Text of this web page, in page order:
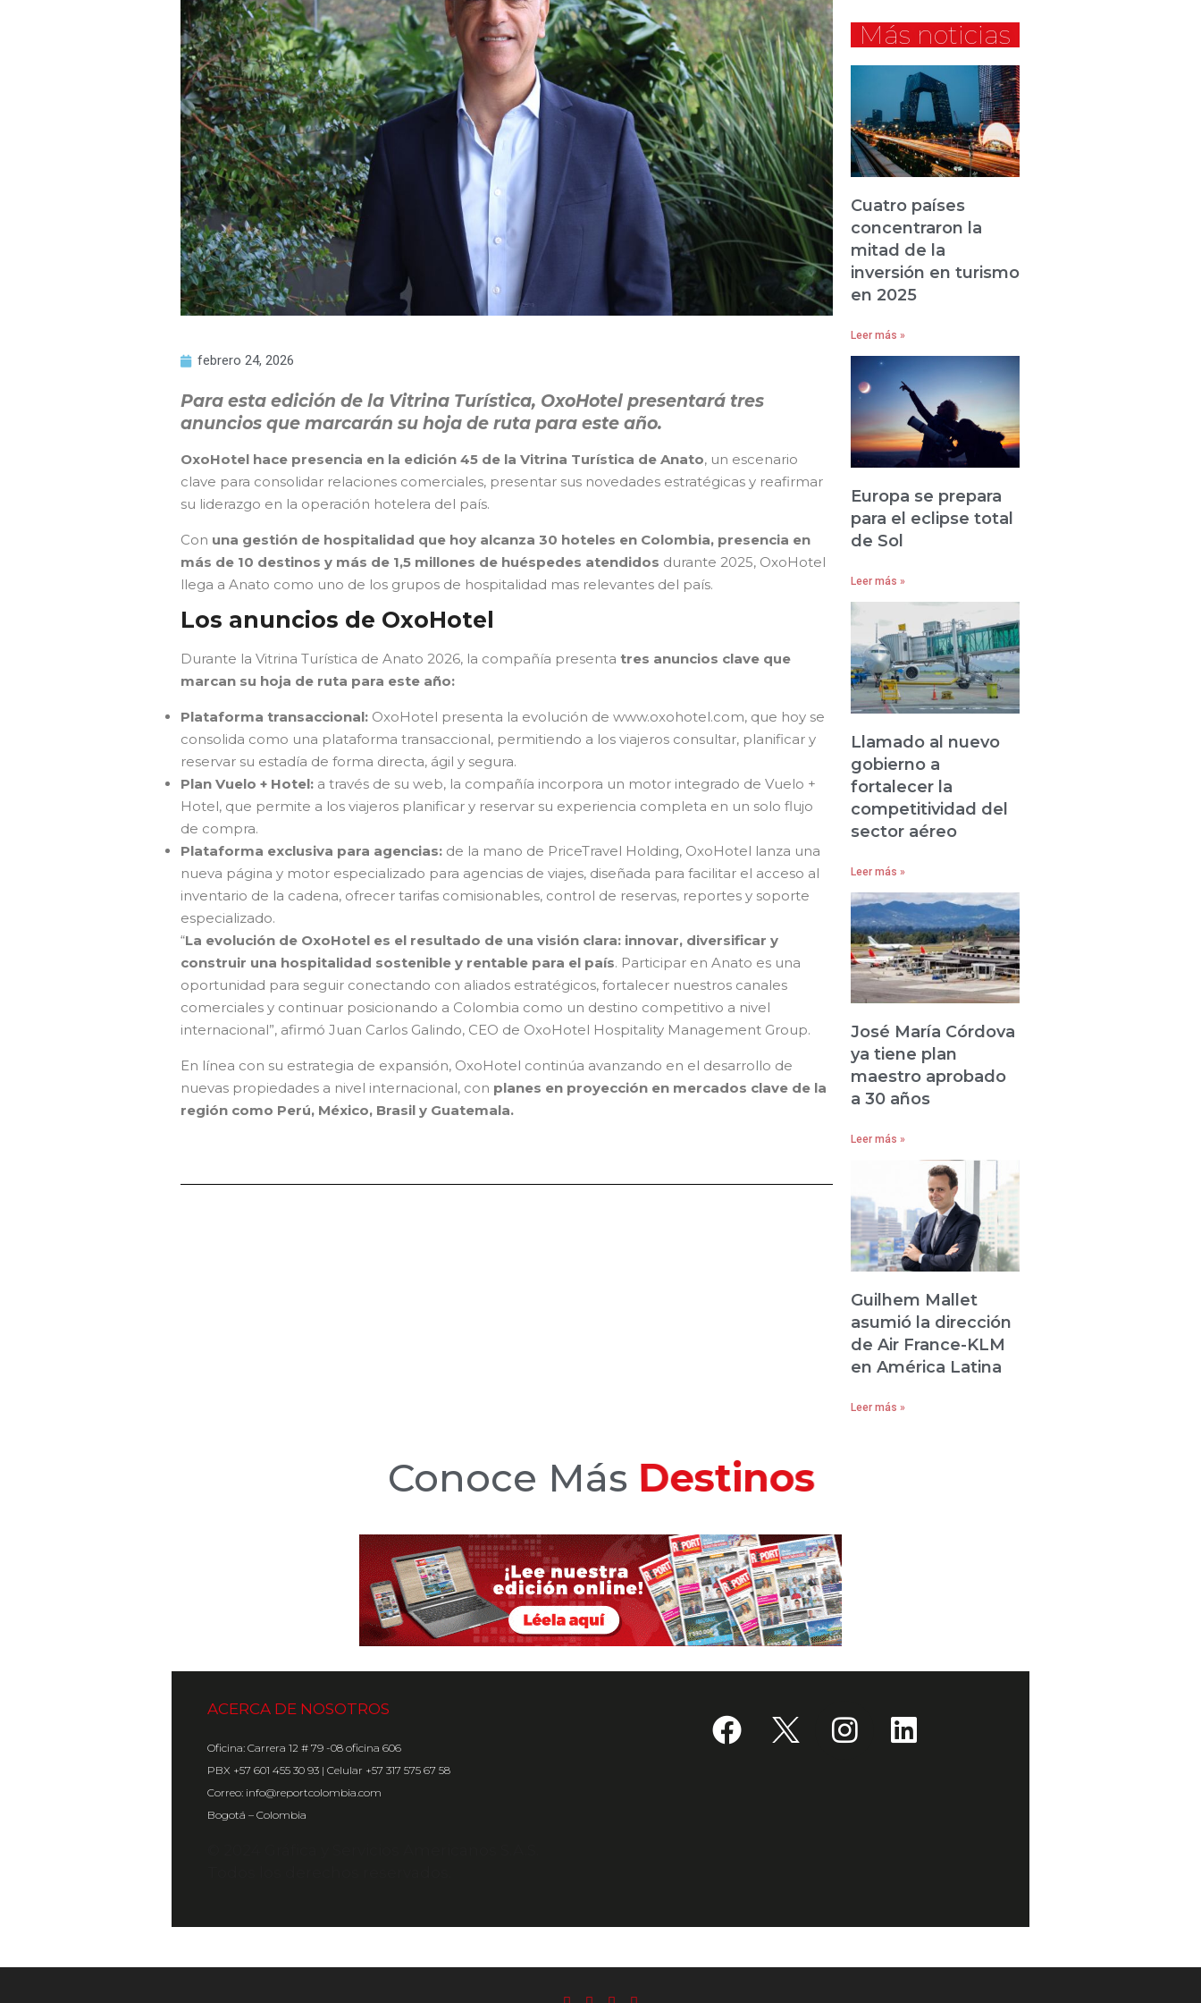
febrero 24, 2026
Para esta edición de la Vitrina Turística, OxoHotel presentará tres
anuncios que marcarán su hoja de ruta para este año.
OxoHotel hace presencia en la edición 45 de la Vitrina Turística de Anato, un escenario
clave para consolidar relaciones comerciales, presentar sus novedades estratégicas y reafirmar
su liderazgo en la operación hotelera del país.
Con una gestión de hospitalidad que hoy alcanza 30 hoteles en Colombia, presencia en
más de 10 destinos y más de 1,5 millones de huéspedes atendidos durante 2025, OxoHotel
llega a Anato como uno de los grupos de hospitalidad mas relevantes del país.
Los anuncios de OxoHotel
Durante la Vitrina Turística de Anato 2026, la compañía presenta tres anuncios clave que
marcan su hoja de ruta para este año:
Plataforma transaccional: OxoHotel presenta la evolución de www.oxohotel.com, que hoy se
consolida como una plataforma transaccional, permitiendo a los viajeros consultar, planificar y
reservar su estadía de forma directa, ágil y segura.
Plan Vuelo + Hotel: a través de su web, la compañía incorpora un motor integrado de Vuelo +
Hotel, que permite a los viajeros planificar y reservar su experiencia completa en un solo flujo
de compra.
Plataforma exclusiva para agencias: de la mano de PriceTravel Holding, OxoHotel lanza una
nueva página y motor especializado para agencias de viajes, diseñada para facilitar el acceso al
inventario de la cadena, ofrecer tarifas comisionables, control de reservas, reportes y soporte
especializado.
“La evolución de OxoHotel es el resultado de una visión clara: innovar, diversificar y
construir una hospitalidad sostenible y rentable para el país. Participar en Anato es una
oportunidad para seguir conectando con aliados estratégicos, fortalecer nuestros canales
comerciales y continuar posicionando a Colombia como un destino competitivo a nivel
internacional”, afirmó Juan Carlos Galindo, CEO de OxoHotel Hospitality Management Group.
En línea con su estrategia de expansión, OxoHotel continúa avanzando en el desarrollo de
nuevas propiedades a nivel internacional, con planes en proyección en mercados clave de la
región como Perú, México, Brasil y Guatemala.
Más noticias
Cuatro países
concentraron la
mitad de la
inversión en turismo
en 2025
Leer más »
Europa se prepara
para el eclipse total
de Sol
Leer más »
Llamado al nuevo
gobierno a
fortalecer la
competitividad del
sector aéreo
Leer más »
José María Córdova
ya tiene plan
maestro aprobado
a 30 años
Leer más »
Guilhem Mallet
asumió la dirección
de Air France-KLM
en América Latina
Leer más »
Conoce MásHoteles
ACERCA DE NOSOTROS
Oficina: Carrera 12 # 79 -08 oficina 606
PBX +57 601 455 30 93 | Celular +57 317 575 67 58
Correo: info@reportcolombia.com
Bogotá – Colombia